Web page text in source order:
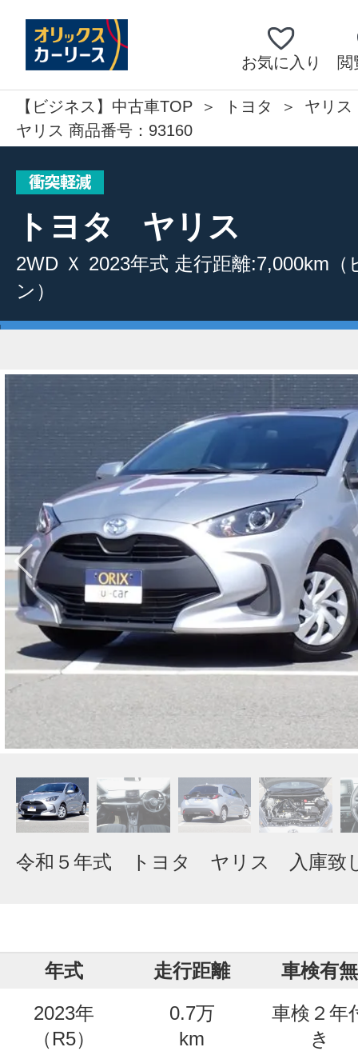
お気に入り 閲
【ビジネス】中古車TOP トヨタ
ヤリス
ヤリス 商品番号：93160
トヨタ ヤリス
2WD Ｘ 2023年式 走行距離:7,000km
ン）
令和５年式 トヨタ ヤリス 入庫致
年式 走行距離
車検有無
2023年
（R5）
0.7万
km
車検２年
き